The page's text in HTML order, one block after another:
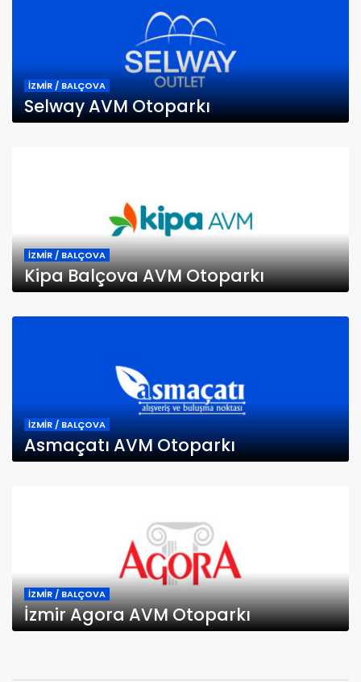
İZMİR / BALÇOVA
Selway AVM Otoparkı
İZMİR / BALÇOVA
Kipa Balçova AVM Otoparkı
İZMİR / BALÇOVA
Asmaçatı AVM Otoparkı
İZMİR / BALÇOVA
İzmir Agora AVM Otoparkı